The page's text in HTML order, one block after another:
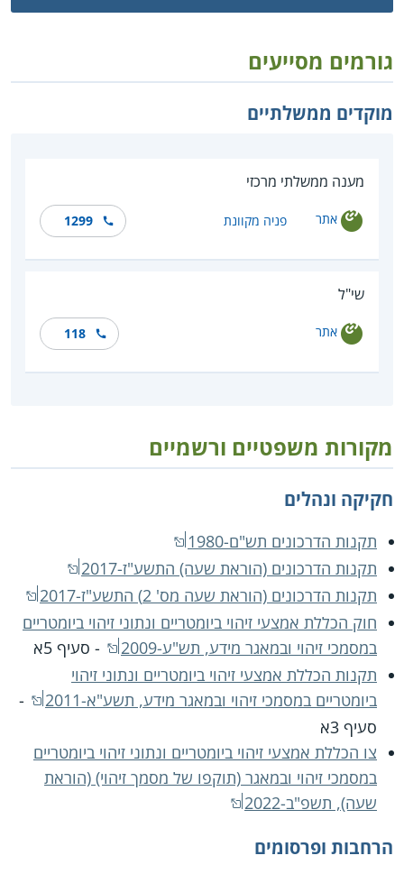
גורמים מסייעים
מוקדים ממשלתיים
מענה ממשלתי מרכזי
אתר פניה מקוונת 1299
שי"ל
אתר 118
מקורות משפטיים ורשמיים
חקיקה ונהלים
תקנות הדרכונים תש"ם-1980
תקנות הדרכונים (הוראת שעה) התשע"ז-2017
תקנות הדרכונים (הוראת שעה מס' 2) התשע"ז-2017
חוק הכללת אמצעי זיהוי ביומטריים ונתוני זיהוי ביומטריים
במסמכי זיהוי ובמאגר מידע, תש"ע-2009
- סעיף 5א
תקנות הכללת אמצעי זיהוי ביומטריים ונתוני זיהוי
ביומטריים במסמכי זיהוי ובמאגר מידע, תשע"א-2011
-
סעיף 3א
צו הכללת אמצעי זיהוי ביומטריים ונתוני זיהוי ביומטריים
במסמכי זיהוי ובמאגר (תוקפו של מסמך זיהוי) (הוראת
שעה), תשפ"ב-2022
הרחבות ופרסומים